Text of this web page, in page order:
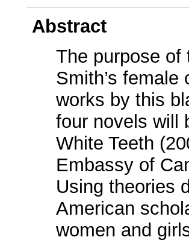
Abstract
The purpose of
Smith’s
works by this
four novels will
White Teeth
Embassy of
Using theories
American
women and